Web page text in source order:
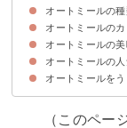
オートミールは
オートミールの
オートミールの種
①スティールカ
②オーツブラン
③ロールドオー
④クイックオー
⑤インスタント
オートミールの
オートミール
オートミール
オートミールの
1食あたりの量
オートミールを
オートミール
食べ過ぎ・夜食
オートミールの
①オートミール
②オートミール
③ヨーグルト味
④オートミール
オートミールを
（このペー